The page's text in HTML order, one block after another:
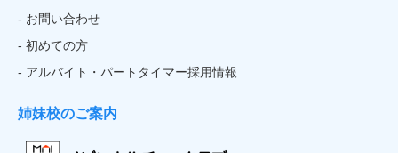
- お問い合わせ
- 初めての方
- アルバイト・パートタイマー採用情報
姉妹校のご案内